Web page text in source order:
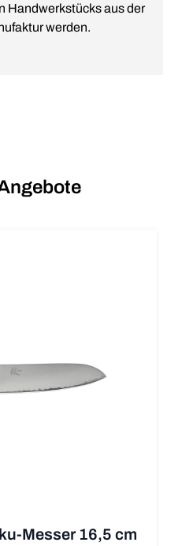
Handwerkstücks aus der
werden.
Messer 16,5 cm